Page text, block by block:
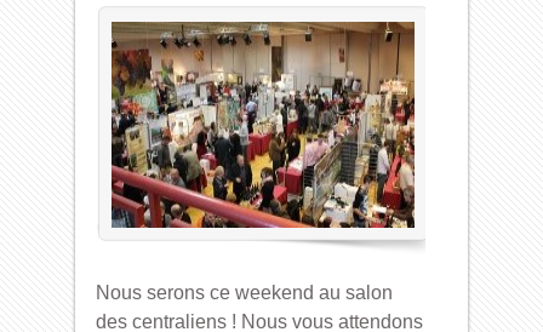
Nous serons ce weekend au salon
des centraliens ! Nous vous attendons